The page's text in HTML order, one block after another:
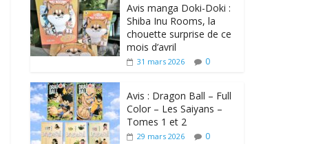
Avis manga Doki-Doki :
Shiba Inu Rooms, la
chouette surprise de ce
mois d’avril
31 mars 2026 0
Avis : Dragon Ball – Full
Color – Les Saiyans –
Tomes 1 et 2
29 mars 2026 0